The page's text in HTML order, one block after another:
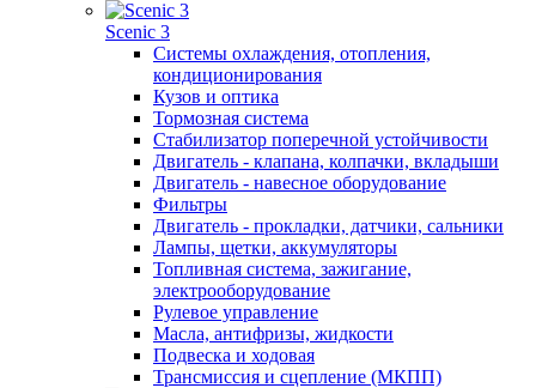
Scenic 3
Системы охлаждения, отопления,
кондиционирования
Кузов и оптика
Тормозная система
Стабилизатор поперечной устойчивости
Двигатель - клапана, колпачки, вкладыши
Двигатель - навесное оборудование
Фильтры
Двигатель - прокладки, датчики, сальники
Лампы, щетки, аккумуляторы
Топливная система, зажигание,
электрооборудование
Рулевое управление
Масла, антифризы, жидкости
Подвеска и ходовая
Трансмиссия и сцепление (МКПП)